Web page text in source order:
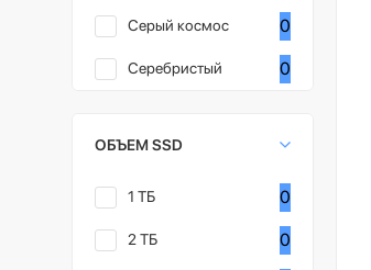
Серый космос 0
Серебристый 0
ОБЪЕМ SSD
1 ТБ 0
2 ТБ 0